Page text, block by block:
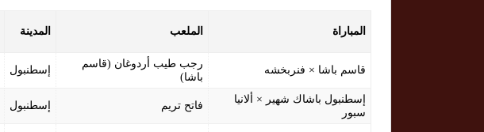
المباراة الملعب المدينة
قاسم باشا × فنربخشه
رجب طيب أردوغان (قاسم
باشا)
إسطنبول
إسطنبول باشاك شهير × ألانيا
سبور
فاتح تريم إسطنبول